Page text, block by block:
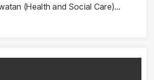
(Health and Social Care)…